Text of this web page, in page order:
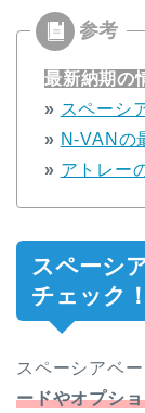
最新納期の
» スペーシ
» N-VANの
» アトレー
スペーシ
チェック
スペーシアベ
ードやオプシ